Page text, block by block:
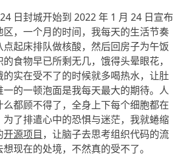
日封城开始到 2022 年 1 月 24 日宣布
，一个月的时间，我每天的生活节奏
起床排队做核酸，然后回房子为午饭
食物早已所剩无几，饿得头晕眼花，
实在受不了的时候就多喝热水，让肚
的一顿泡面是我每天最大的期待。人
么都顾不得了，全身上下每个细胞都在
为了排遣心中的恐惧与迷茫，我就蜷缩
开源项目，让脑子去思考组织代码的流
现在的处境，不然真的受不了。